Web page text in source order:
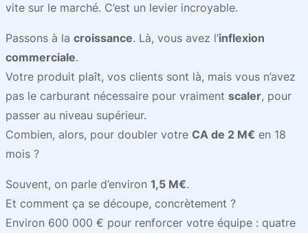
vite sur le marché. C’est un levier incroyable.
Passons à la croissance. Là, vous avez l’inflexion
commerciale.
Votre produit plaît, vos clients sont là, mais vous n’avez
pas le carburant nécessaire pour vraiment scaler, pour
passer au niveau supérieur.
Combien, alors, pour doubler votre CA de 2 M€ en 18
mois ?
Souvent, on parle d’environ 1,5 M€.
Et comment ça se découpe, concrètement ?
Environ 600 000 € pour renforcer votre équipe : quatre